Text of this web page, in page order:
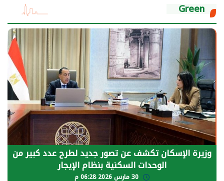
Green
وزيرة الإسكان تكشف عن تصور جديد لطرح عدد كبير من
الوحدات السكنية بنظام الإيجار